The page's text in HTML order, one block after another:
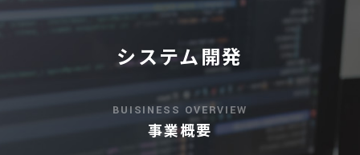
システム開発
BUISINESS OVERVIEW
事業概要